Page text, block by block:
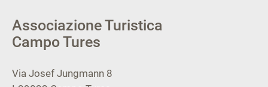
Associazione Turistica
Campo Tures
Via Josef Jungmann 8